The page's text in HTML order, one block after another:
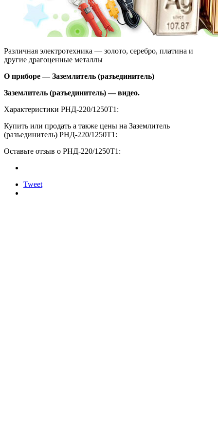
Различная электротехника — золото, серебро, платина и
другие драгоценные металлы
О приборе — Заземлитель (разъединитель)
Заземлитель (разъединитель) — видео.
Характеристики РНД-220/1250Т1:
Купить или продать а также цены на Заземлитель
(разъединитель) РНД-220/1250Т1:
Оставьте отзыв о РНД-220/1250Т1:
Tweet